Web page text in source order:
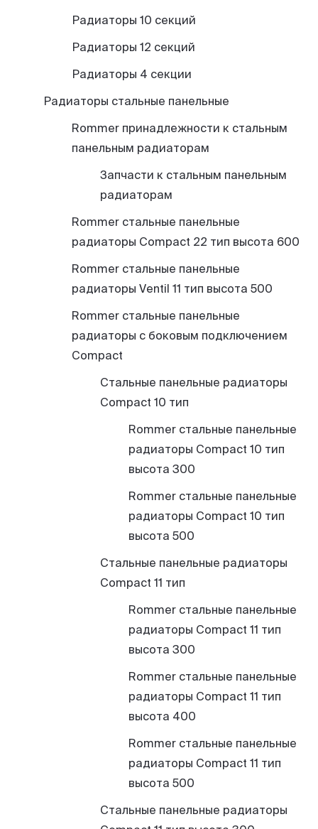
Радиаторы 10 секций
Радиаторы 12 секций
Радиаторы 4 секции
Радиаторы стальные панельные
Rommer принадлежности к стальным
панельным радиаторам
Запчасти к стальным панельным
радиаторам
Rommer стальные панельные
радиаторы Compact 22 тип высота 600
Rommer стальные панельные
радиаторы Ventil 11 тип высота 500
Rommer стальные панельные
радиаторы с боковым подключением
Compact
Стальные панельные радиаторы
Compact 10 тип
Rommer стальные панельные
радиаторы Compact 10 тип
высота 300
Rommer стальные панельные
радиаторы Compact 10 тип
высота 500
Стальные панельные радиаторы
Compact 11 тип
Rommer стальные панельные
радиаторы Compact 11 тип
высота 300
Rommer стальные панельные
радиаторы Compact 11 тип
высота 400
Rommer стальные панельные
радиаторы Compact 11 тип
высота 500
Стальные панельные радиаторы